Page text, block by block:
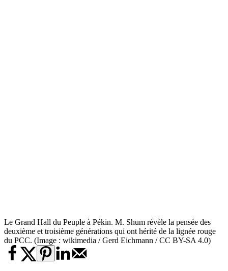
Le Grand Hall du Peuple à Pékin. M. Shum révèle la pensée des
deuxième et troisième générations qui ont hérité de la lignée rouge
du PCC. (Image : wikimedia / Gerd Eichmann / CC BY-SA 4.0)